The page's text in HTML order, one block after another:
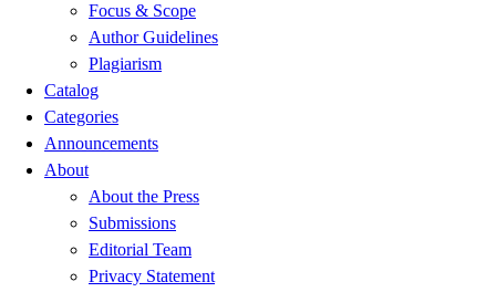
Focus & Scope
Author Guidelines
Plagiarism
Catalog
Categories
Announcements
About
About the Press
Submissions
Editorial Team
Privacy Statement